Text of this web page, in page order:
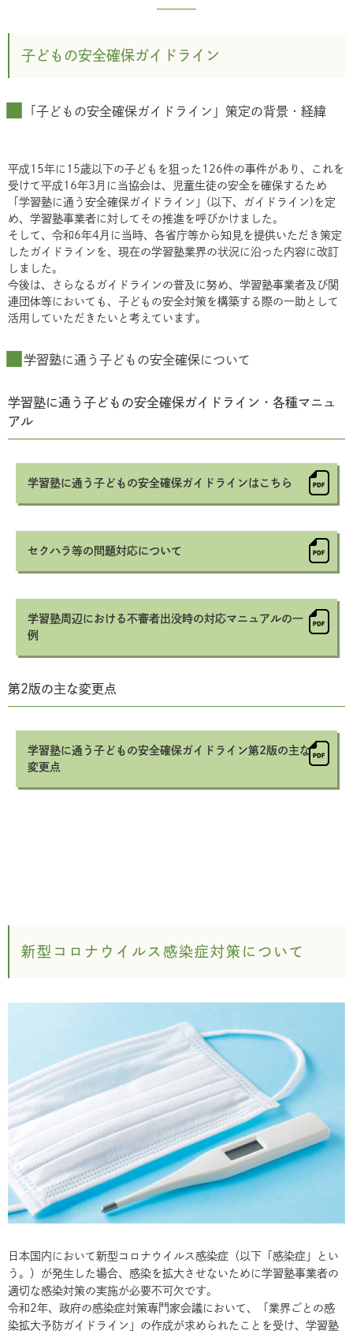
子どもの安全確保ガイドライン
「子どもの安全確保ガイドライン」策定の背景・経緯
平成15年に15歳以下の子どもを狙った126件の事件があり、これを
受けて平成16年3月に当協会は、児童生徒の安全を確保するため
「学習塾に通う安全確保ガイドライン」(以下、ガイドライン)を定
め、学習塾事業者に対してその推進を呼びかけました。
そして、令和6年4月に当時、各省庁等から知見を提供いただき策定
したガイドラインを、現在の学習塾業界の状況に沿った内容に改訂
しました。
今後は、さらなるガイドラインの普及に努め、学習塾事業者及び関
連団体等においても、子どもの安全対策を構築する際の一助として
活用していただきたいと考えています。
学習塾に通う子どもの安全確保について
学習塾に通う子どもの安全確保ガイドライン・各種マニュ
アル
学習塾に通う子どもの安全確保ガイドラインはこちら
セクハラ等の問題対応について
学習塾周辺における不審者出没時の対応マニュアルの一
例
第2版の主な変更点
学習塾に通う子どもの安全確保ガイドライン第2版の主な
変更点
新型コロナウイルス感染症対策について
日本国内において新型コロナウイルス感染症（以下「感染症」とい
う。）が発生した場合、感染を拡大させないために学習塾事業者の
適切な感染対策の実施が必要不可欠です。
令和2年、政府の感染症対策専門家会議において、「業界ごとの感
染拡大予防ガイドライン」の作成が求められたことを受け、学習塾